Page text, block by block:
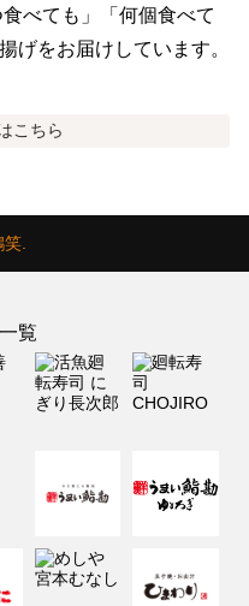
べても」「何個食べて
げをお届けしています。
こちら
.
覧